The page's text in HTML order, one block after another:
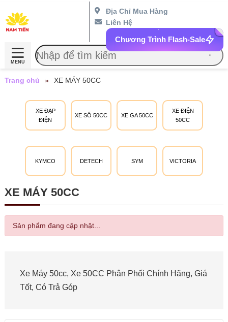
Địa Chỉ Mua Hàng
Liên Hệ
Chương Trình Flash-Sale
MENU
XE ĐẠP
ĐIỆN
XE SỐ 50CC XE GA 50CC
XE ĐIỆN
50CC
KYMCO DETECH SYM VICTORIA
Trang chủ » XE MÁY 50CC
XE MÁY 50CC
Sản phẩm đang cập nhật...
Xe Máy 50cc, Xe 50CC Phân Phối Chính Hãng, Giá
Tốt, Có Trả Góp